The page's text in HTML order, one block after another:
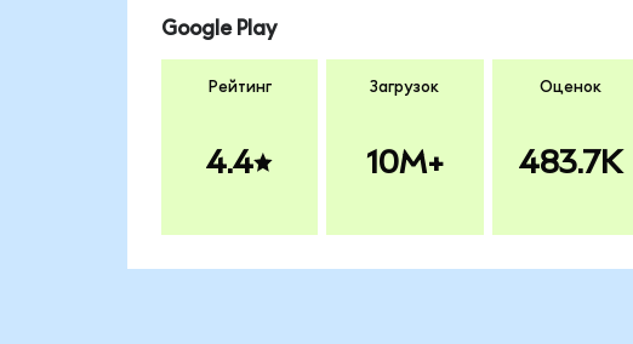
Google Play
Рейтинг
4.4
Загрузок
10M+
Оценок
483.7K